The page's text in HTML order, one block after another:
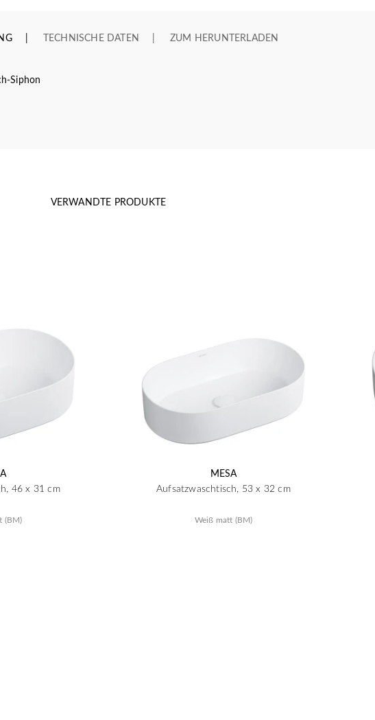
TECHNISCHE DATEN ZUM HERUNTERLADEN
Siphon
VERWANDTE PRODUKTE
46 x 31 cm
(BM)
MESA
Aufsatzwaschtisch, 53 x 32 cm
Weiß matt (BM)